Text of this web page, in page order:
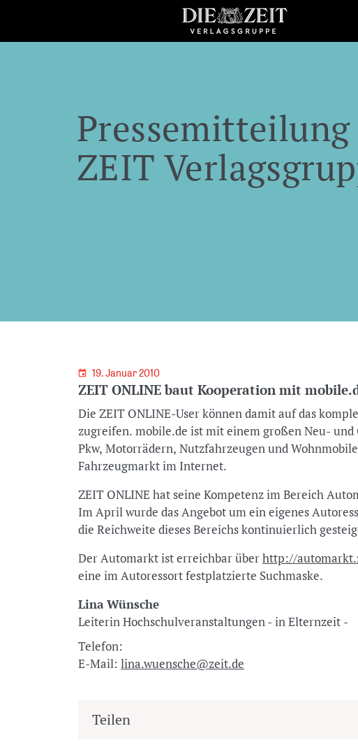
ZEIT
19. Januar 2010
ZEIT ONLINE baut Kooperation mit
Die ZEIT ONLINE-User können damit auf das
zugreifen. mobile.de ist mit einem großen Neu- und
Pkw, Motorrädern, Nutzfahrzeugen und
Fahrzeugmarkt im Internet.
ZEIT ONLINE hat seine Kompetenz im Bereich
Im April wurde das Angebot um ein eigenes
die Reichweite dieses Bereichs kontinuierlich
Der Automarkt ist erreichbar überhttp://
eine im Autoressort festplatzierte Suchmaske.
Lina Wünsche
Leiterin Hochschulveranstaltungen - in Elternzeit -
Telefon:
E-Mail: lina.wuensche@zeit.de
Teilen